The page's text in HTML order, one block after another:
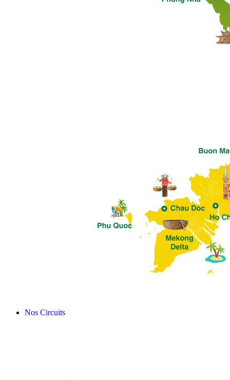
Nos Circuits